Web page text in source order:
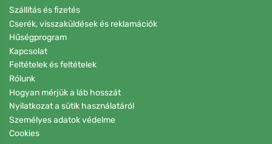
Szállítás és fizetés
Cserék, visszaküldések és reklamációk
Hűségprogram
Kapcsolat
Feltételek és feltételek
Rólunk
Hogyan mérjük a láb hosszát
Nyilatkozat a sütik használatáról
Személyes adatok védelme
Cookies